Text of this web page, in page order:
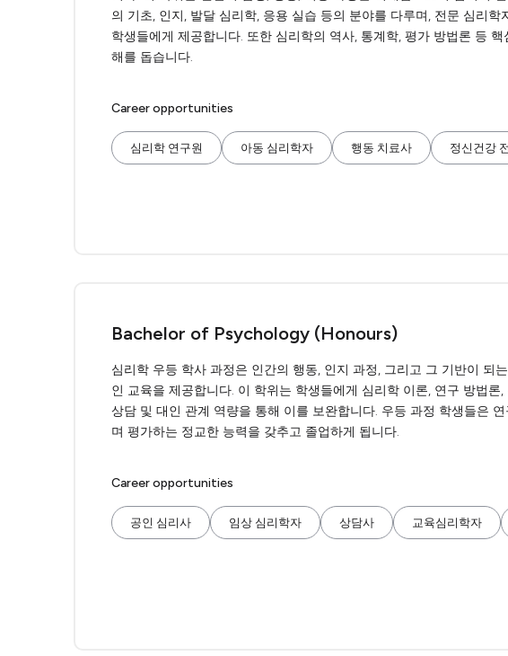
의 기초, 인지, 발달 심리학, 응용 실습 등의 분야를 다루며, 전문 심리
학생들에게 제공합니다. 또한 심리학의 역사, 통계학, 평가 방법론 등
해를 돕습니다.
Career opportunities
심리학 연구원 아동 심리학자 행동 치료사 정신건강
Bachelor of Psychology (Honours)
심리학 우등 학사 과정은 인간의 행동, 인지 과정, 그리고 그 기반이 되
인 교육을 제공합니다. 이 학위는 학생들에게 심리학 이론, 연구 방법
상담 및 대인 관계 역량을 통해 이를 보완합니다. 우등 과정 학생들은
며 평가하는 정교한 능력을 갖추고 졸업하게 됩니다.
Career opportunities
공인 심리사 임상 심리학자 상담사 교육심리학자